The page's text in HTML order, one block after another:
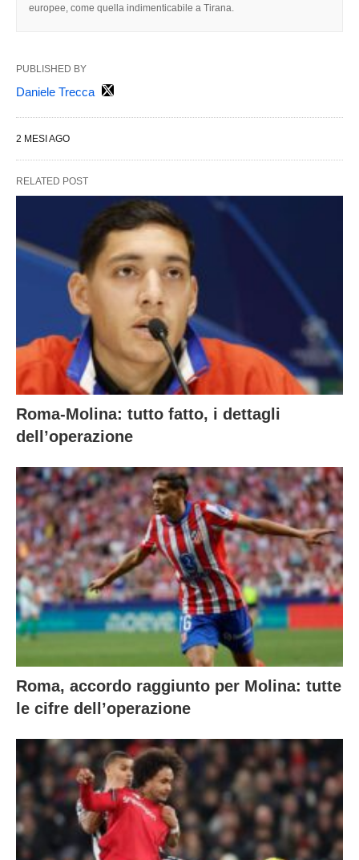
europee, come quella indimenticabile a Tirana.
PUBLISHED BY
Daniele Trecca
2 MESI AGO
RELATED POST
Roma-Molina: tutto fatto, i dettagli
dell’operazione
Roma, accordo raggiunto per Molina: tutte
le cifre dell’operazione